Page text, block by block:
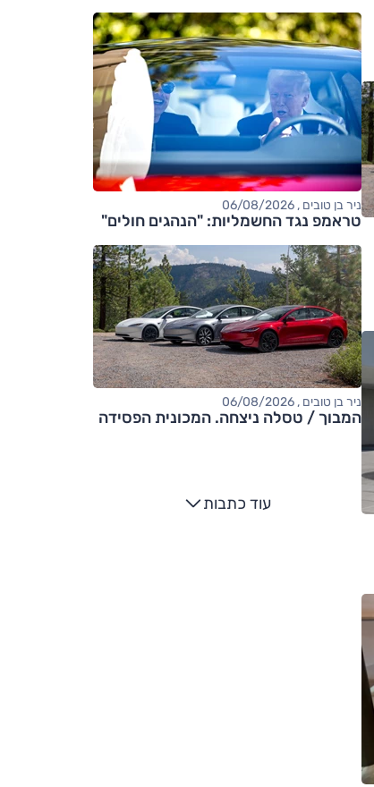
ניר בן טובים , 06/08/2026
טראמפ נגד החשמליות: "הנהגים חולים"
ניר בן טובים , 06/08/2026
המבוך / טסלה ניצחה. המכונית הפסידה
עוד כתבות